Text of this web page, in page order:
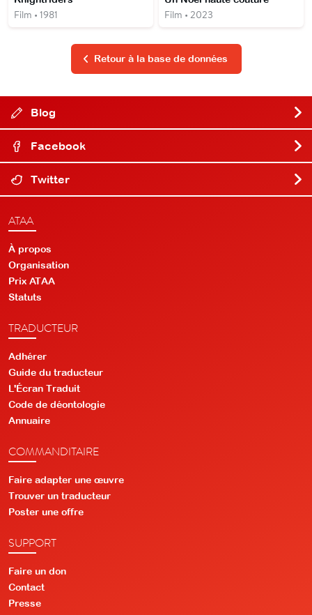
Film • 1981 Film • 2023
Retour à la base de données
Blog
Facebook
Twitter
ATAA
À propos
Organisation
Prix ATAA
Statuts
TRADUCTEUR
Adhérer
Guide du traducteur
L'Écran Traduit
Code de déontologie
Annuaire
COMMANDITAIRE
Faire adapter une œuvre
Trouver un traducteur
Poster une offre
SUPPORT
Faire un don
Contact
Presse